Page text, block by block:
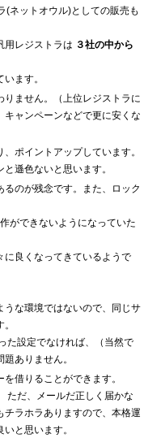
(ネットオウル)としての販売も
用レジストラは ３社の中から
ます。
ません。（上位レジストラに
ャンペーンなどで更に安くな
ポイントアップしています。
遜色ないと思います。
のが残念です。また、ロック
ができないようになっていた
に良くなってきているようで
な環境ではないので、同じサ
た設定でなければ、（当然で
ありません。
借りることができます。
ただ、メールだ正しく届かな
ラホラありますので、本格運
と思います。